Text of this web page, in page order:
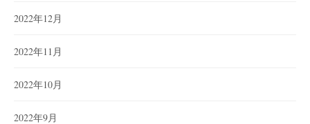
2022年12月
2022年11月
2022年10月
2022年9月